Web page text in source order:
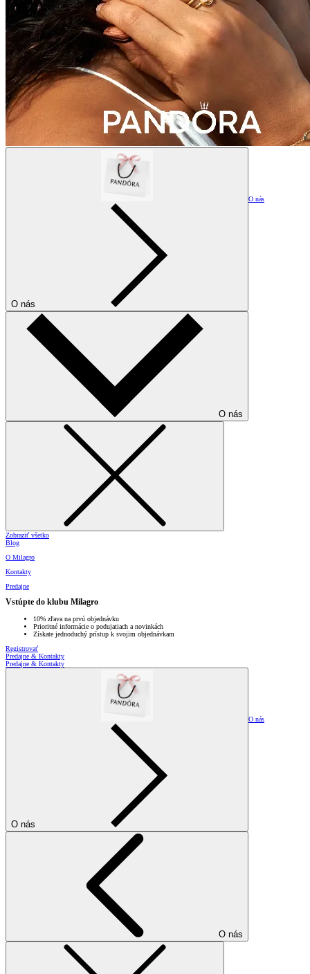
O nás
O nás
O nás
Zobraziť všetko
Blog
O Milagro
Kontakty
Predajne
Vstúpte do klubu Milagro
10% zľava na prvú objednávku
Prioritné informácie o podujatiach a novinkách
Získate jednoduchý prístup k svojim objednávkam
Registrovať
Predajne & Kontakty
Predajne & Kontakty
O nás
O nás
O nás